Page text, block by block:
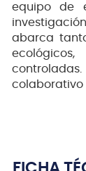
equipo de
abarca
colaborativo